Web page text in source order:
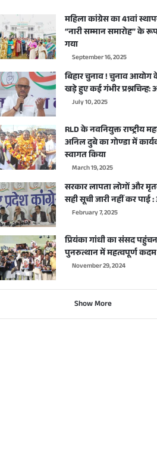
महिला कांग्रेस का 41वां
“नारी सम्मान समारोह” के
गया
September 16, 2025
बिहार चुनाव ! चुनाव आयोग
खड़े हुए कई गंभीर प्रश्नचिन्ह:
July 10, 2025
RLD के नवनियुक्त राष्ट्रीय
अनिल दुबे का गोण्डा में
स्वागत किया
March 19, 2025
सरकार लापता लोगों और
सही सूची जारी नहीं कर पाई
February 7, 2025
प्रियंका गांधी का संसद
पुनरुत्थान में महत्वपूर्ण कदम
November 29, 2024
Show More